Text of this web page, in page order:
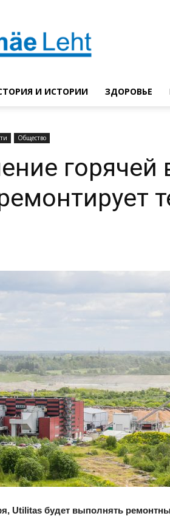
И ИСТОРИИ ЗДОРОВЬЕ
Общество
горячей
Utilitas будет выполнять